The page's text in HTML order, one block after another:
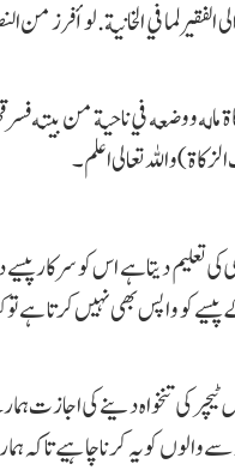
لما في الخانية. لو أفرز
ماله ووضعه في ناحية من بيته
واللہ تعالی اعلم۔
تعلیم دیتا ہے اس کو سرکار
کو واپس بھی نہیں کرتا ہے تو
ٹیچر کی تنخواہ دینے کی اجازت
کو یہ کرنا چاہیے تاکہ